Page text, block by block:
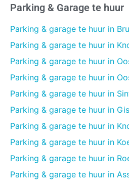
Parking & Garage te huur
Parking & garage te huur in
Parking & garage te huur in
Parking & garage te huur in
Parking & garage te huur in
Parking & garage te huur in
Parking & garage te huur in
Parking & garage te huur in
Parking & garage te huur in
Parking & garage te huur in
Parking & garage te huur in